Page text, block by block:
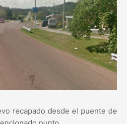
recapado desde el puente de